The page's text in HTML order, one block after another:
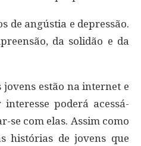
de angústia e depressão.
da solidão e da
jovens estão na internet e
poderá acessá-
se com elas. Assim como
histórias de jovens que